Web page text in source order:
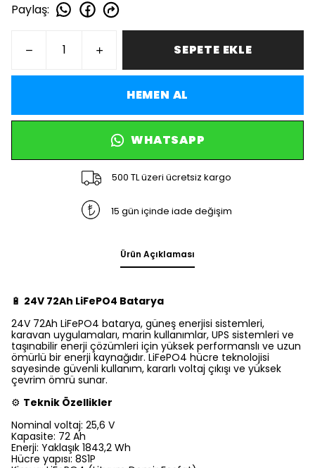
Paylaş:
SEPETE EKLE
HEMEN AL
WHATSAPP
500 TL üzeri ücretsiz kargo
15 gün içinde iade değişim
Ürün Açıklaması
🔋 24V 72Ah LiFePO4 Batarya
24V 72Ah LiFePO4 batarya, güneş enerjisi sistemleri,
karavan uygulamaları, marin kullanımlar, UPS sistemleri ve
taşınabilir enerji çözümleri için yüksek performanslı ve uzun
ömürlü bir enerji kaynağıdır. LiFePO4 hücre teknolojisi
sayesinde güvenli kullanım, kararlı voltaj çıkışı ve yüksek
çevrim ömrü sunar.
⚙️ Teknik Özellikler
Nominal voltaj: 25,6 V
Kapasite: 72 Ah
Enerji: Yaklaşık 1843,2 Wh
Hücre yapısı: 8S1P